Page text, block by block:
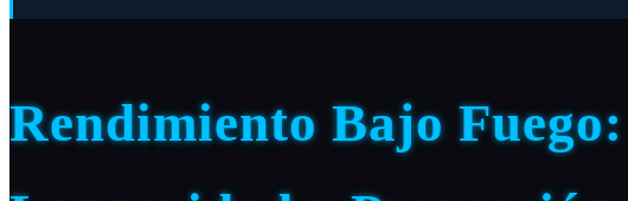
Rendimiento Bajo